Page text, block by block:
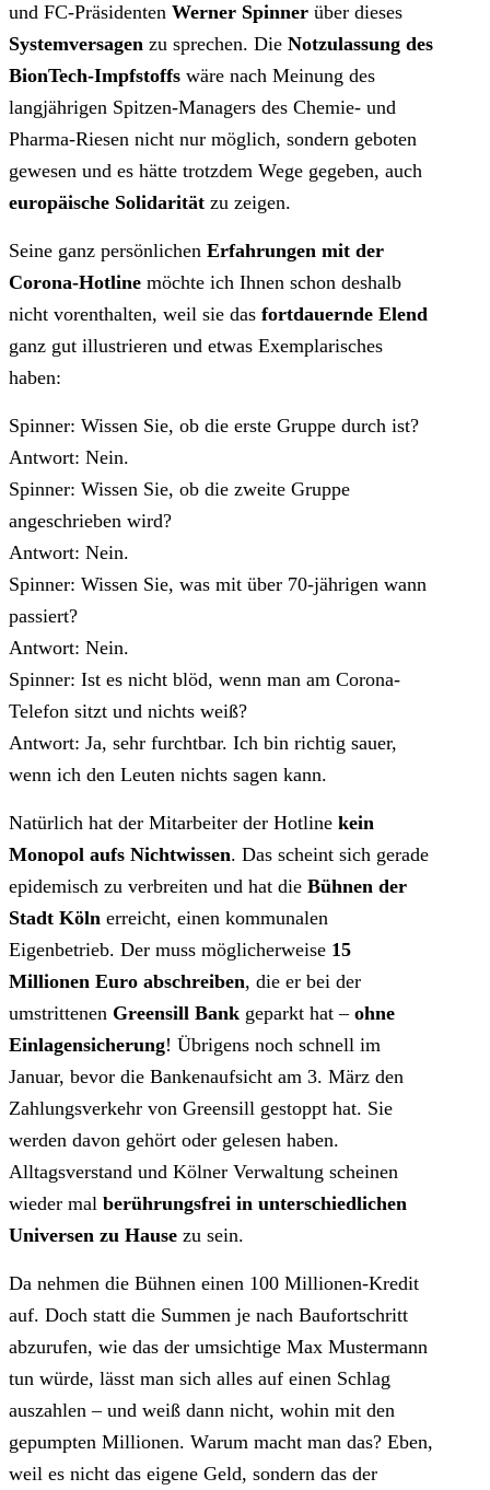
und FC-Präsidenten Werner Spinner über dieses
Systemversagen zu sprechen. Die Notzulassung des
BionTech-Impfstoffs wäre nach Meinung des
langjährigen Spitzen-Managers des Chemie- und
Pharma-Riesen nicht nur möglich, sondern geboten
gewesen und es hätte trotzdem Wege gegeben, auch
europäische Solidarität zu zeigen.
Seine ganz persönlichen Erfahrungen mit der
Corona-Hotline möchte ich Ihnen schon deshalb
nicht vorenthalten, weil sie das fortdauernde Elend
ganz gut illustrieren und etwas Exemplarisches
haben:
Spinner: Wissen Sie, ob die erste Gruppe durch ist?
Antwort: Nein.
Spinner: Wissen Sie, ob die zweite Gruppe
angeschrieben wird?
Antwort: Nein.
Spinner: Wissen Sie, was mit über 70-jährigen wann
passiert?
Antwort: Nein.
Spinner: Ist es nicht blöd, wenn man am Corona-
Telefon sitzt und nichts weiß?
Antwort: Ja, sehr furchtbar. Ich bin richtig sauer,
wenn ich den Leuten nichts sagen kann.
Natürlich hat der Mitarbeiter der Hotline kein
Monopol aufs Nichtwissen. Das scheint sich gerade
epidemisch zu verbreiten und hat die Bühnen der
Stadt Köln erreicht, einen kommunalen
Eigenbetrieb. Der muss möglicherweise 15
Millionen Euro abschreiben, die er bei der
umstrittenen Greensill Bank geparkt hat – ohne
Einlagensicherung! Übrigens noch schnell im
Januar, bevor die Bankenaufsicht am 3. März den
Zahlungsverkehr von Greensill gestoppt hat. Sie
werden davon gehört oder gelesen haben.
Alltagsverstand und Kölner Verwaltung scheinen
wieder mal berührungsfrei in unterschiedlichen
Universen zu Hause zu sein.
Da nehmen die Bühnen einen 100 Millionen-Kredit
auf. Doch statt die Summen je nach Baufortschritt
abzurufen, wie das der umsichtige Max Mustermann
tun würde, lässt man sich alles auf einen Schlag
auszahlen – und weiß dann nicht, wohin mit den
gepumpten Millionen. Warum macht man das? Eben,
weil es nicht das eigene Geld, sondern das der